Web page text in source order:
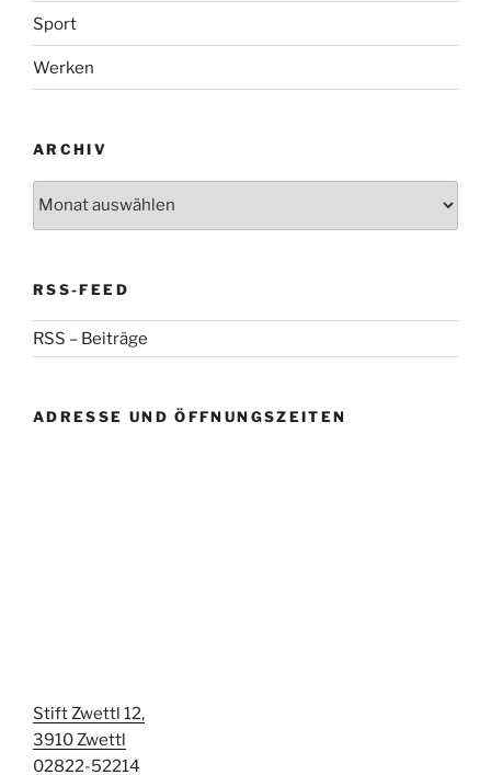
Sport
Werken
ARCHIV
RSS-FEED
RSS – Beiträge
ADRESSE UND ÖFFNUNGSZEITEN
Stift Zwettl 12,
3910 Zwettl
02822-52214